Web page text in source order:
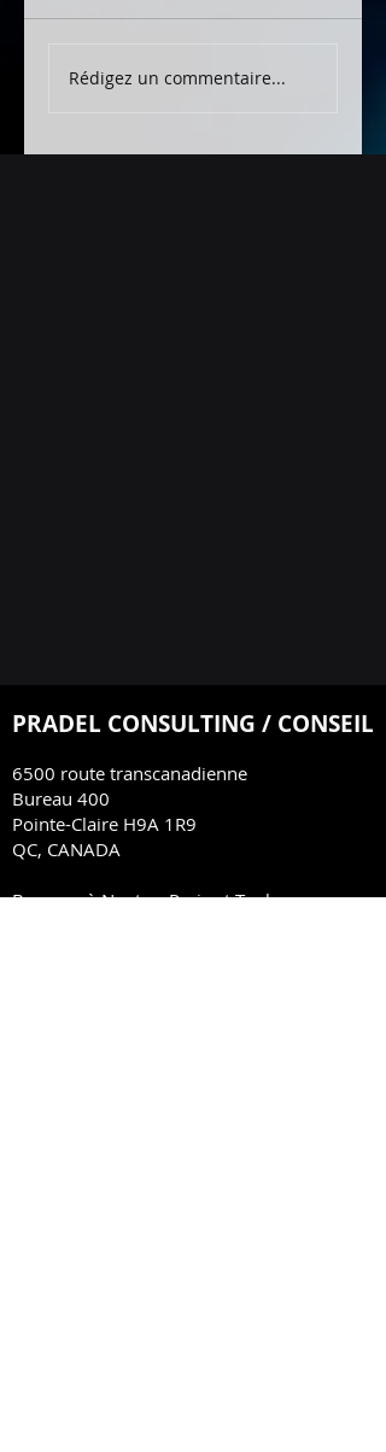
géomatique
Rédigez un commentaire...
PRADEL CONSULTING / CONSEIL
6500 route transcanadienne
Bureau 400
Pointe-Claire H9A 1R9
QC, CANADA
Bureaux à Nantes, Paris et Toulouse